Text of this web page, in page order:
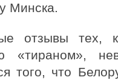
Минска.
отзывы тех,
«тираном»,
того, что